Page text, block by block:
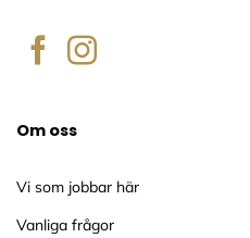
Om oss
Vi som jobbar här
Vanliga frågor